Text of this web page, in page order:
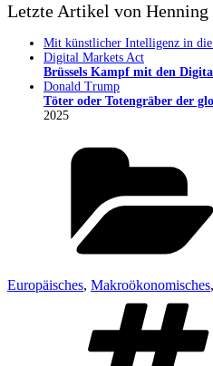
Letzte Artikel von
Mit künstlicher Intelligenz in die
Digital Markets Act
Brüssels Kampf mit den
Donald Trump
Töter oder Totengräber der
2025
Europäisches, Makroökonomisches,